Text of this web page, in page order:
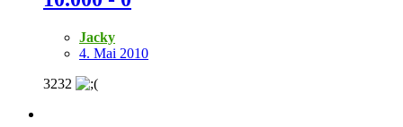
Jacky
4. Mai 2010
3232